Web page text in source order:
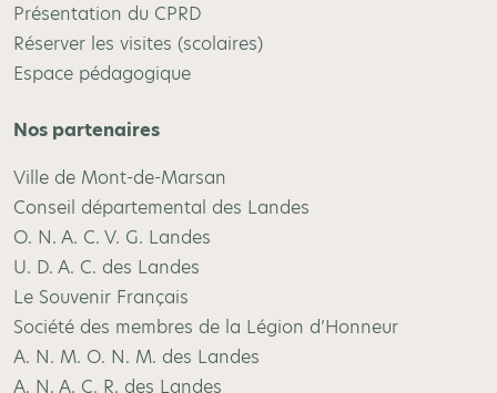
Présentation du CPRD
Réserver les visites (scolaires)
Espace pédagogique
Nos partenaires
Ville de Mont-de-Marsan
Conseil départemental des Landes
O. N. A. C. V. G. Landes
U. D. A. C. des Landes
Le Souvenir Français
Société des membres de la Légion d’Honneur
A. N. M. O. N. M. des Landes
A. N. A. C. R. des Landes